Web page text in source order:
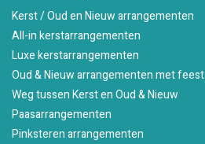
Kerst / Oud en Nieuw arrangementen
All-in kerstarrangementen
Luxe kerstarrangementen
Oud & Nieuw arrangementen met feest
Weg tussen Kerst en Oud & Nieuw
Paasarrangementen
Pinksteren arrangementen